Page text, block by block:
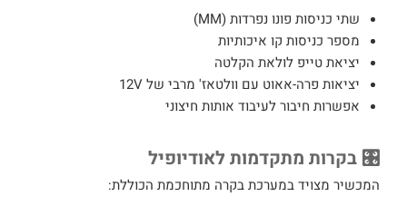
שתי כניסות פונו נפרדות (MM)
מספר כניסות קו איכותיות
יציאת טייפ לולאת הקלטה
יציאות פרה-אאוט עם וולטאז' מרבי של 12V
אפשרות חיבור לעיבוד אותות חיצוני
🎛️ בקרות מתקדמות לאודיופיל
המכשיר מצויד במערכת בקרה מתוחכמת הכוללת: